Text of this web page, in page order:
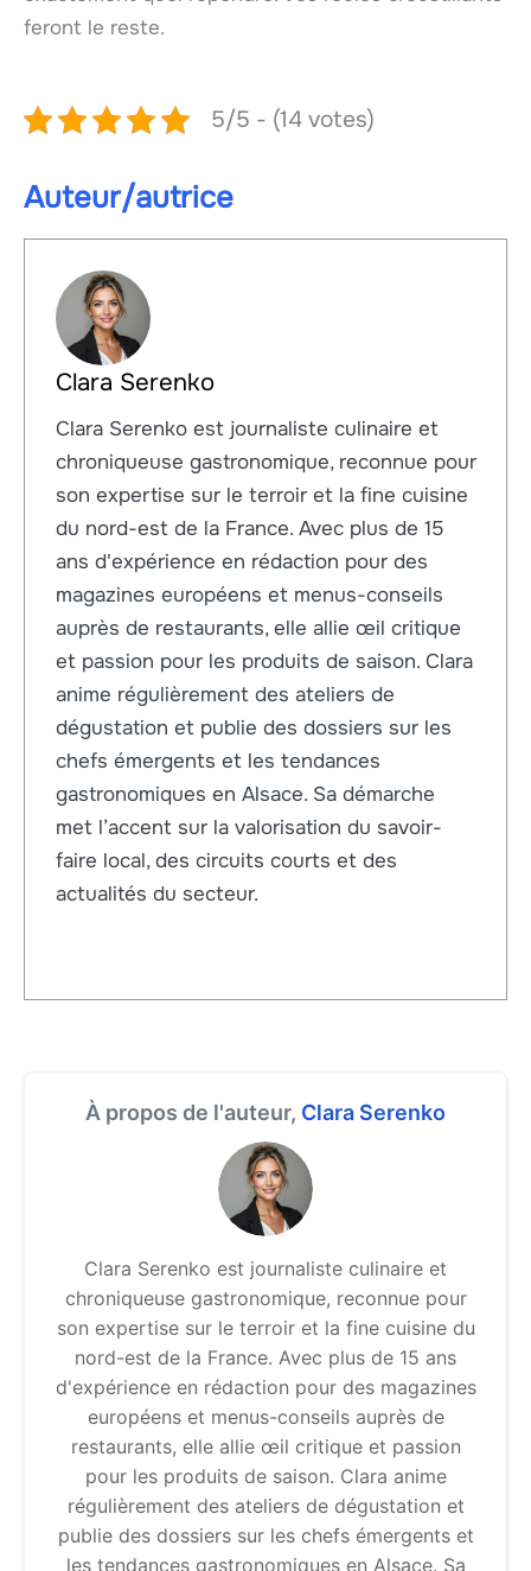
feront le reste.
5/5 - (14 votes)
Auteur/autrice
Clara Serenko
Clara Serenko est journaliste culinaire et
chroniqueuse gastronomique, reconnue pour
son expertise sur le terroir et la fine cuisine
du nord-est de la France. Avec plus de 15
ans d'expérience en rédaction pour des
magazines européens et menus-conseils
auprès de restaurants, elle allie œil critique
et passion pour les produits de saison. Clara
anime régulièrement des ateliers de
dégustation et publie des dossiers sur les
chefs émergents et les tendances
gastronomiques en Alsace. Sa démarche
met l’accent sur la valorisation du savoir-
faire local, des circuits courts et des
actualités du secteur.
À propos de l'auteur, Clara Serenko
Clara Serenko est journaliste culinaire et
chroniqueuse gastronomique, reconnue pour
son expertise sur le terroir et la fine cuisine du
nord-est de la France. Avec plus de 15 ans
d'expérience en rédaction pour des magazines
européens et menus-conseils auprès de
restaurants, elle allie œil critique et passion
pour les produits de saison. Clara anime
régulièrement des ateliers de dégustation et
publie des dossiers sur les chefs émergents et
les tendances gastronomiques en Alsace. Sa